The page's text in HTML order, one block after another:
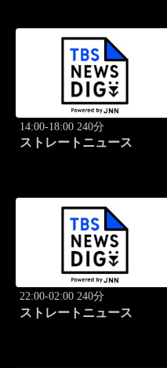
14:00-18:00 240分
ストレートニュース
22:00-02:00 240分
ストレートニュース